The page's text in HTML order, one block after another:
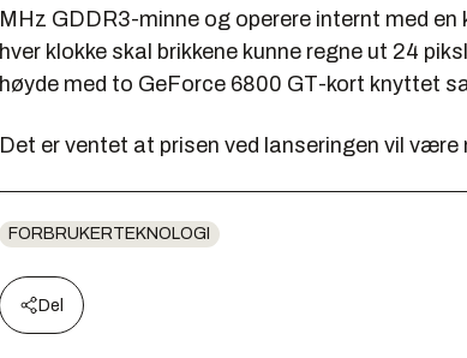
MHz GDDR3-minne og operere internt med
hver klokke skal brikkene kunne regne ut 24
høyde med to GeForce 6800 GT-kort knyttet
Det er ventet at prisen ved lanseringen vil
FORBRUKERTEKNOLOGI
Del